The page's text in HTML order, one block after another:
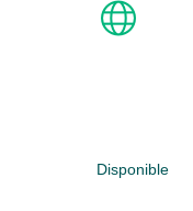
Disponible